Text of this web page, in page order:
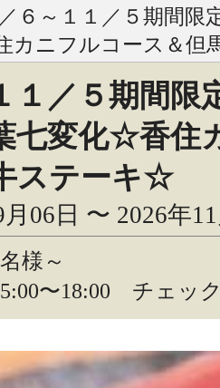
６～１１／５期間限
カニフルコース＆但
１／５期間限
七変化☆香住
ステーキ☆
06日 〜 2026年
様～
〜18:00 チェッ